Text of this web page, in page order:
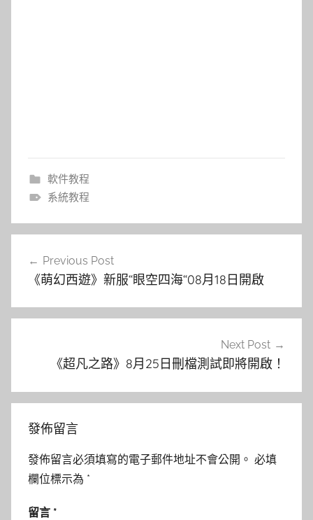
軟件教程
系統教程
覽
Previous Post
《萌幻西遊》新服“眼空四海“08月18日開啟
Next Post
《超凡之路》8月25日刪檔測試即將開啟！
發佈留言
發佈留言必須填寫的電子郵件地址不會公開。 必填
欄位標示為 *
留言 *